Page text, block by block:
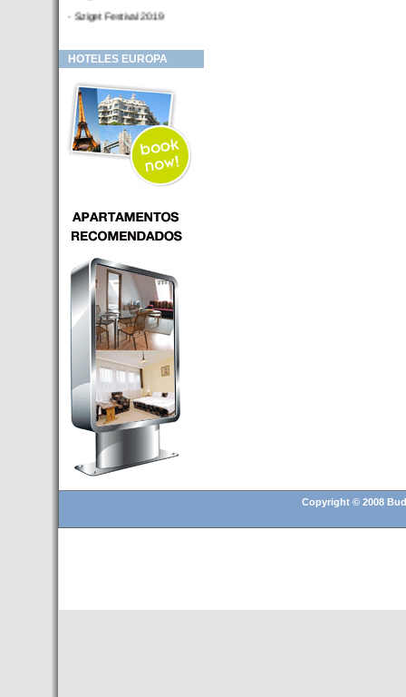
- Sziget Festival 2019
Hotel en venta en zona PRIME
- Inversor para hotel
- Hotel en venta Budapest
- Budapest y Cracovia, las
ciudades de moda en 2018
- Inaugurado en BUDAPEST el
puede ser controlado por
Smarthfones de sus clientes
- HOTEL Moments Budapest,
éste sí es un ‘gran hotel
Budapest’.
- Hoteles en BUDAPEST:
Resultados octubre de 2016,
subida del 15% ocupación y
del 25,6% en el RevPar
- Nuevo Hotel en Budapest
bajo la marca Exe Hotusa
- Transfer Aeropuerto de
BUDAPEST
- HOTEL en Venta en
Budapest
Olímpicos 2024
HOTELES EUROPA
Copyright © 2008